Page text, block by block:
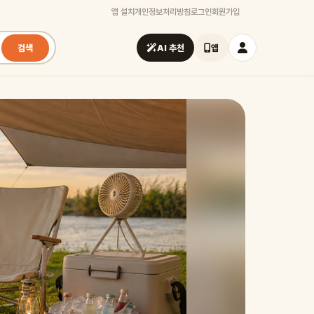
앱 설치 개인정보처리방침로그인회원가입
검색 AI 추천 앱